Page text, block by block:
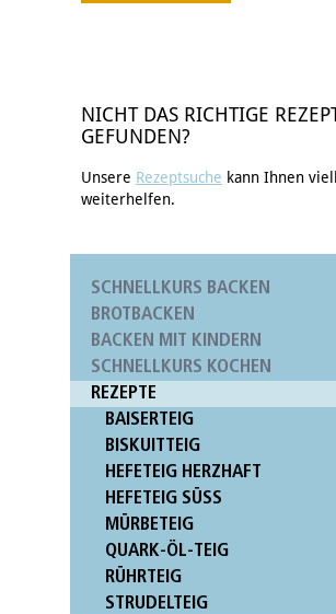
SCHNELLKURS BACKEN
BROTBACKEN
BACKEN MIT KINDERN
SCHNELLKURS KOCHEN
REZEPTE
BAISERTEIG
BISKUITTEIG
HEFETEIG HERZHAFT
HEFETEIG SÜSS
MÜRBETEIG
QUARK-ÖL-TEIG
RÜHRTEIG
STRUDELTEIG
NICHT DAS RICHTIGE
GEFUNDEN?
Unsere Rezeptsuche kann Ihnen
weiterhelfen.